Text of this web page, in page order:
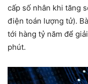
cấp số nhân khi tăng
điện toán lượng tử).
tới hàng tỷ năm để
phút.